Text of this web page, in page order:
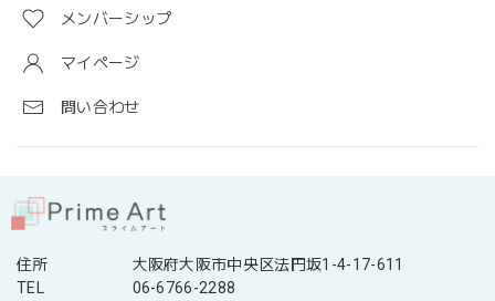
メンバーシップ
マイページ
問い合わせ
住所
大阪府大阪市中央区法円坂1-4-17-611
TEL
06-6766-2288